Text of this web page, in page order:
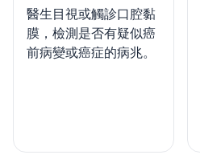
醫生目視或觸診口腔黏
膜，檢測是否有疑似癌
前病變或癌症的病兆。